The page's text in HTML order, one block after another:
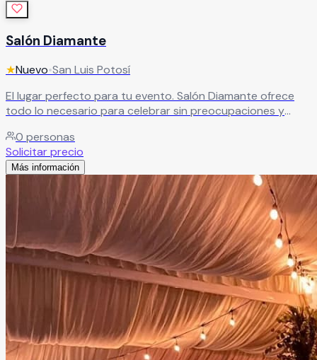
Salón Diamante
★Nuevo•San Luis Potosí
El lugar perfecto para tu evento. Salón Diamante ofrece
todo lo necesario para celebrar sin preocupaciones y
0 personas
Solicitar precio
Más información